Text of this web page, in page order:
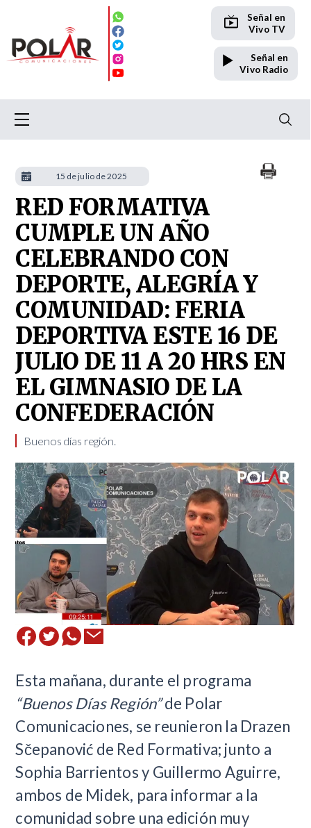
Señal en
Vivo TV
Señal en
Vivo Radio
RED FORMATIVA
CUMPLE UN AÑO
CELEBRANDO CON
DEPORTE, ALEGRÍA Y
COMUNIDAD: FERIA
DEPORTIVA ESTE 16 DE
JULIO DE 11 A 20 HRS EN
EL GIMNASIO DE LA
CONFEDERACIÓN
Buenos días región.
Esta mañana, durante el programa
“Buenos Días Región”de Polar
Comunicaciones, se reunieron la Drazen
Sčepanović de Red Formativa; junto a
Sophia Barrientos y Guillermo Aguirre,
ambos de Midek, para informar a la
comunidad sobre una edición muy
15 de julio de 2025